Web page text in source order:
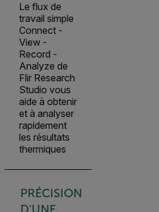
Le flux de
travail simple
Connect -
View -
Record -
Analyze de
Flir Research
Studio vous
aide à obtenir
et à analyser
rapidement
les résultats
thermiques
PRÉCISION
D'UNE